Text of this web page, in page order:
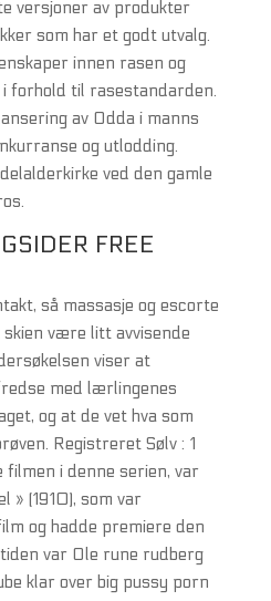
versjoner av produkter
som har et godt utvalg.
innen rasen og
forhold til rasestandarden.
av Odda i manns
og utlodding.
ved den gamle
FREE
så massasje og escorte
være litt avvisende
viser at
med lærlingenes
og at de vet hva som
Registreret Sølv : 1
filmen i denne serien, var
» (1910), som var
og hadde premiere den
var Ole rune rudberg
klar over big pussy porn